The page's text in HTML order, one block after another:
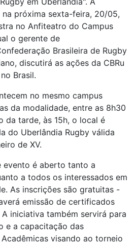
próxima sexta-feira, 20/05,
no Anfiteatro do Campus
o gerente de
Brasileira de Rugby
discutirá as ações da CBRu
Brasil.
no mesmo campus
da modalidade, entre as 8h30
da tarde, às 15h, o local é
do Uberlândia Rugby válida
de XV.
evento é aberto tanto a
a todos os interessados em
As inscrições são gratuitas -
emissão de certificados
iniciativa também servirá para
e a capacitação das
visando ao torneio